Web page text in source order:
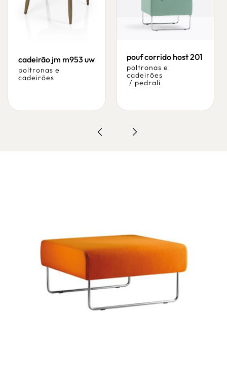
cadeirão jm m953 uw
poltronas e
cadeirões
pouf corrido host 201
poltronas e
cadeirões
/ pedrali